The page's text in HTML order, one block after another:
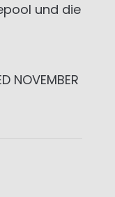
und die
NOVEMBER